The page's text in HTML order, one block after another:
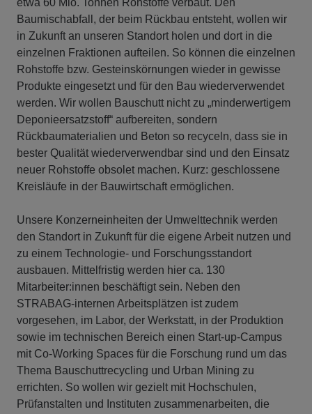
etwa 60 Mio. Tonnen Rohstoffe verbaut. Den
Baumischabfall, der beim Rückbau entsteht, wollen wir
in Zukunft an unseren Standort holen und dort in die
einzelnen Fraktionen aufteilen. So können die einzelnen
Rohstoffe bzw. Gesteinskörnungen wieder in gewisse
Produkte eingesetzt und für den Bau wiederverwendet
werden. Wir wollen Bauschutt nicht zu „minderwertigem
Deponieersatzstoff“ aufbereiten, sondern
Rückbaumaterialien und Beton so recyceln, dass sie in
bester Qualität wiederverwendbar sind und den Einsatz
neuer Rohstoffe obsolet machen. Kurz: geschlossene
Kreisläufe in der Bauwirtschaft ermöglichen.
Unsere Konzerneinheiten der Umwelttechnik werden
den Standort in Zukunft für die eigene Arbeit nutzen und
zu einem Technologie- und Forschungsstandort
ausbauen. Mittelfristig werden hier ca. 130
Mitarbeiter:innen beschäftigt sein. Neben den
STRABAG-internen Arbeitsplätzen ist zudem
vorgesehen, im Labor, der Werkstatt, in der Produktion
sowie im technischen Bereich einen Start-up-Campus
mit Co-Working Spaces für die Forschung rund um das
Thema Bauschuttrecycling und Urban Mining zu
errichten. So wollen wir gezielt mit Hochschulen,
Prüfanstalten und Instituten zusammenarbeiten, die